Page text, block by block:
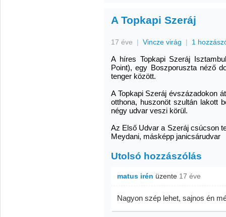
A Topkapi Szeráj
17 éve | Vincze virág | 1
A híres Topkapi Szeráj
Point), egy Boszporuszta néző
tenger között.
A Topkapi Szeráj évszázadokon
otthona, huszonöt szultán lakott
négy udvar veszi körül.
Az Első Udvar a Szeráj csúcson
Meydani, másképp janicsárudvar
Utolsó hozzászólás
matus irén üzente 17 éve
Nagyon szép lehet, sajnos én